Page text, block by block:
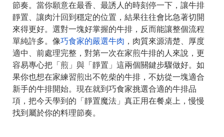
節奏。當你願意在最香、最誘人的時刻停一下，讓牛排
靜置、讓肉汁回到穩定的位置，結果往往會比急著切開
來得更好。選對一塊好掌握的牛排，反而能讓整個流程
單純許多。像巧食家的嚴選牛肉 ，肉質來源清楚、厚度
適中、前處理完整，對第一次在家煎牛排的人來說，更
容易專心把「煎」與「靜置」這兩個關鍵步驟做好。如
果你也想在家練習煎出不乾柴的牛排，不妨從一塊適合
新手的牛排開始。現在就到巧食家挑選合適的牛排品
項，把今天學到的「靜置魔法」真正用在餐桌上，慢慢
找到屬於你的料理節奏。